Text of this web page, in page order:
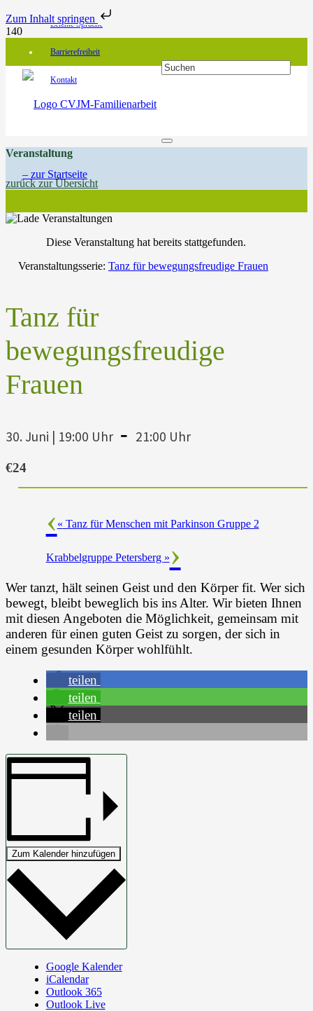
Zum Inhalt springen
Leichte Sprache
Barrierefreiheit
Kontakt
Veranstaltung
zurück zur Übersicht
Diese Veranstaltung hat bereits stattgefunden.
Veranstaltungsserie: Tanz für bewegungsfreudige Frauen
Tanz für
bewegungsfreudige
Frauen
30. Juni | 19:00 Uhr - 21:00 Uhr
€24
« Tanz für Menschen mit Parkinson Gruppe 2
Krabbelgruppe Petersberg »
Wer tanzt, hält seinen Geist und den Körper fit. Wer sich
bewegt, bleibt beweglich bis ins Alter. Wir bieten Ihnen
mit diesen Angeboten die Möglichkeit, gemeinsam mit
anderen für einen guten Geist zu sorgen, der sich in
einem gesunden Körper wohlfühlt.
teilen
teilen
teilen
Zum Kalender hinzufügen
Google Kalender
iCalendar
Outlook 365
Outlook Live